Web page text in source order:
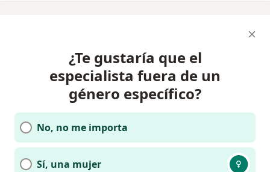
¿Te gustaría que el
especialista fuera de un
género específico?
No, no me importa
Sí, una mujer